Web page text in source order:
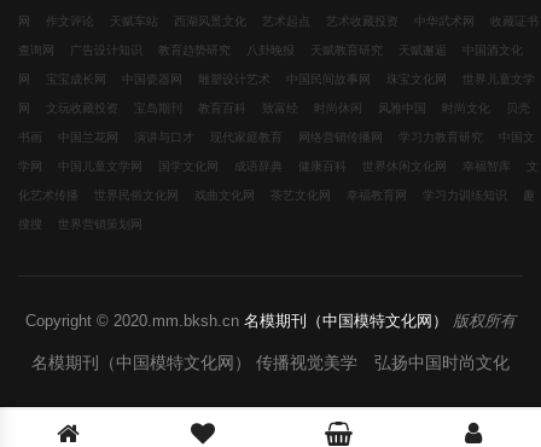
网 作文评论 天赋车站 西湖风景文化 艺术起点 艺术收藏投资 中华武术网 收藏证书
查询网 广告设计知识 教育趋势研究 八卦晚报 天赋教育研究 天赋邂逅 中国酒文化
网 宝宝成长网 中国瓷器网 雕塑设计艺术 中国民间故事网 珠宝文化网 世界儿童文学
网 文玩收藏投资 宝岛期刊 教育百科 致富经 时尚休闲 风雅中国 时尚文化 贝壳
书画 中国兰花网 演讲与口才 现代家庭教育 网络营销传播网 学习力教育研究 中国文
学网 中国儿童文学网 国学文化网 成语辞典 健康百科 世界休闲文化网 幸福智库 文
化艺术传播 世界民俗文化网 戏曲文化网 茶艺文化网 幸福教育网 学习力训练知识 趣
搜搜 世界营销策划网
Copyright © 2020.mm.bksh.cn 名模期刊（中国模特文化网） 版权所有
名模期刊（中国模特文化网） 传播视觉美学 弘扬中国时尚文化